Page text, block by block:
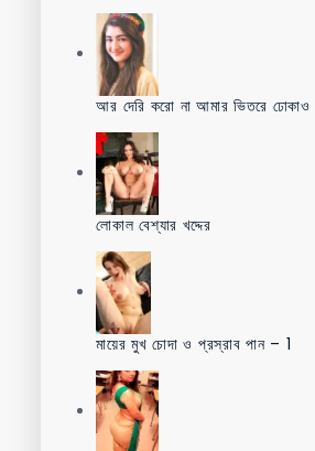
আর দেরি করো না আমার ভিতরে ঢোকাও
লোকাল বেশ্যার খদ্দের
মায়ের মুখ চোদা ও প্রস্রাব পান – 1